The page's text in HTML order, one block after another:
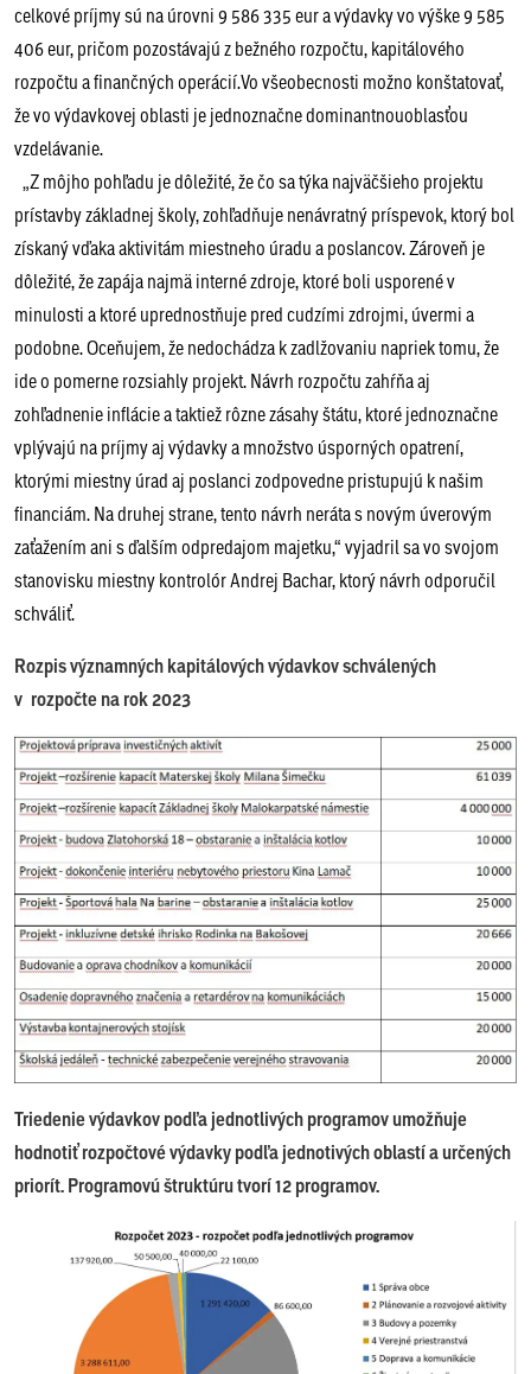
celkové príjmy sú na úrovni 9 586 335 eur a výdavky vo výške 9 585
406 eur, pričom pozostávajú z bežného rozpočtu, kapitálového
rozpočtu a finančných operácií.Vo všeobecnosti možno konštatovať,
že vo výdavkovej oblasti je jednoznačne dominantnouoblasťou
vzdelávanie.
„Z môjho pohľadu je dôležité, že čo sa týka najväčšieho projektu
prístavby základnej školy, zohľadňuje nenávratný príspevok, ktorý bol
získaný vďaka aktivitám miestneho úradu a poslancov. Zároveň je
dôležité, že zapája najmä interné zdroje, ktoré boli usporené v
minulosti a ktoré uprednostňuje pred cudzími zdrojmi, úvermi a
podobne. Oceňujem, že nedochádza k zadlžovaniu napriek tomu, že
ide o pomerne rozsiahly projekt. Návrh rozpočtu zahŕňa aj
zohľadnenie inflácie a taktiež rôzne zásahy štátu, ktoré jednoznačne
vplývajú na príjmy aj výdavky a množstvo úsporných opatrení,
ktorými miestny úrad aj poslanci zodpovedne pristupujú k našim
financiám. Na druhej strane, tento návrh neráta s novým úverovým
zaťažením ani s ďalším odpredajom majetku,“ vyjadril sa vo svojom
stanovisku miestny kontrolór Andrej Bachar, ktorý návrh odporučil
schváliť.
Rozpis významných kapitálových výdavkov schválených
v rozpočte na rok 2023
Triedenie výdavkov podľa jednotlivých programov umožňuje
hodnotiť rozpočtové výdavky podľa jednotivých oblastí a určených
priorít. Programovú štruktúru tvorí 12 programov.